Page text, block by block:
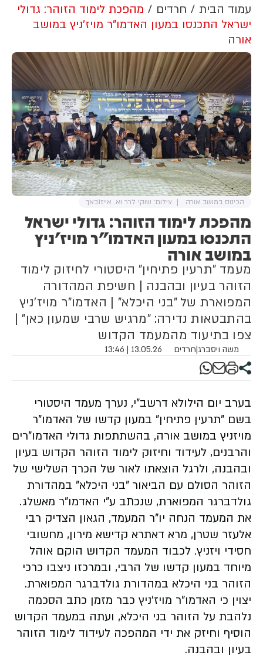
שהם צריכים להתגייס". על יאיר גולן
אמרה השרה: "הוא עומד בראש
מפלגה תומכת טרור". לסיום פנתה
לגלעד ארדן: "אל תבזבז קולות של
הימין"
איראן תתקוף את ישראל - אנחנו
לא מחוייבים לשום הסכם
עמוד הבית חרדים
מהפכת לימוד הזוהר: גדולי
ישראל התכנסו במעון האדמו"ר מויז'ניץ במושב
אורה
מהפכת לימוד הזוהר: גדולי ישראל
התכנסו במעון האדמו"ר מויז'ניץ
במושב אורה
מעמד "תרעין פתיחין" היסטורי לחיזוק לימוד
הזוהר בעיון ובהבנה | חשיפת המהדורה
המפוארת של "בני היכלא" | האדמו"ר מויז'ניץ
בהתבטאות נדירה: "מרגיש שרבי שמעון כאן" |
צפו בתיעוד מהמעמד הקדוש
משה ויסברג|חרדים 13.05.26 | 13:46
הכינוס במושב אורה צילום: שוקי לרר וא. אייזנבאך
בערב יום הילולא דרשב"י, נערך מעמד היסטורי
בשם "תרעין פתיחין" במעון קדשו של האדמו"ר
מויזניץ במושב אורה, בהשתתפות גדולי האדמו"רים
והרבנים, לעידוד וחיזוק לימוד הזוהר הקדוש בעיון
ובהבנה, ולרגל הוצאתו לאור של הכרך השלישי של
הזוהר הסולם עם הביאור "בני היכלא" במהדורת
גולדברגר המפוארת, שנכתב ע"י האדמו"ר מאשלג.
את המעמד הנחה יו"ר המעמד, הגאון הצדיק רבי
אלעזר שטרן, מרא דאתרא קדישא מירון, מחשובי
חסידי ויזניץ. לכבוד המעמד הקדוש הוקם אוהל
מיוחד במעון קדשו של הרבי, ובמרכזו ניצבו כרכי
הזוהר בני היכלא במהדורת גולדברגר המפוארת.
יצוין כי האדמו"ר מויז'ניץ כבר מזמן כתב הסכמה
נלהבת על הזוהר בני היכלא, ועתה במעמד הקדוש
הוסיף וחיזק את ידי המהפכה לעידוד לימוד הזוהר
בעיון ובהבנה.